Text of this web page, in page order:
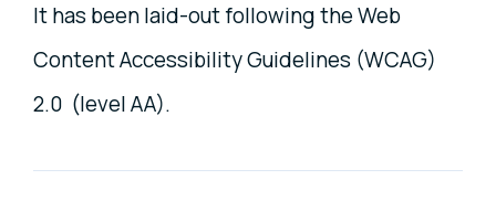
It has been laid-out following the Web
Content Accessibility Guidelines (WCAG)
2.0 (level AA).